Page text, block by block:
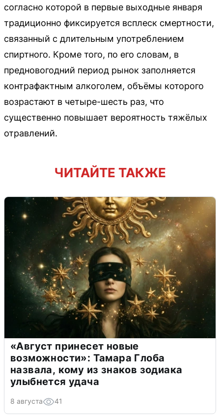
согласно которой в первые выходные января
традиционно фиксируется всплеск смертности,
связанный с длительным употреблением
спиртного. Кроме того, по его словам, в
предновогодний период рынок заполняется
контрафактным алкоголем, объёмы которого
возрастают в четыре-шесть раз, что
существенно повышает вероятность тяжёлых
отравлений.
ЧИТАЙТЕ ТАКЖЕ
«Август принесет новые
возможности»: Тамара Глоба
назвала, кому из знаков зодиака
улыбнется удача
8 августа 41